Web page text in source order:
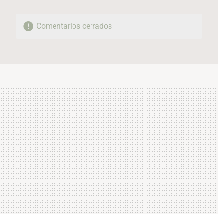
Comentarios cerrados